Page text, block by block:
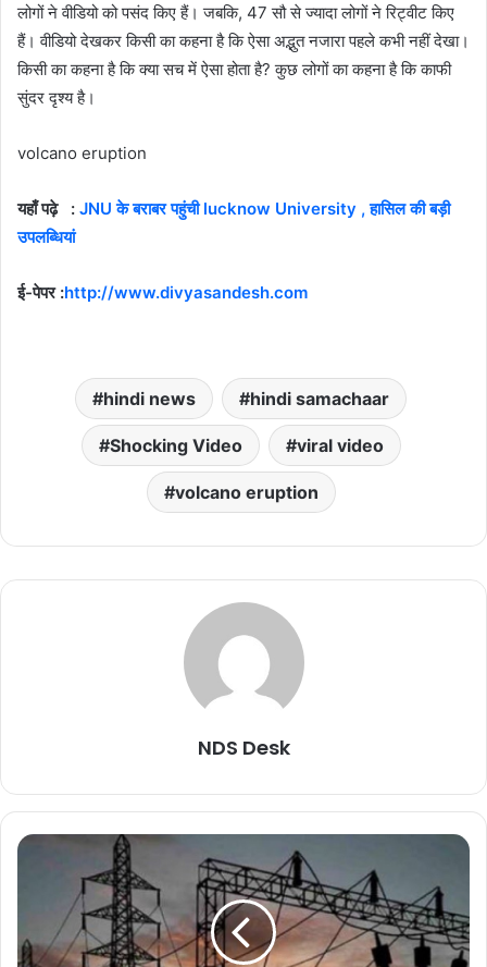
लोगों ने वीडियो को पसंद किए हैं। जबकि, 47 सौ से ज्यादा लोगों ने रिट्वीट किए
हैं। वीडियो देखकर किसी का कहना है कि ऐसा अद्भुत नजारा पहले कभी नहीं देखा।
किसी का कहना है कि क्या सच में ऐसा होता है? कुछ लोगों का कहना है कि काफी
सुंदर दृश्य है।
volcano eruption
यहाँ पढ़े : JNU के बराबर पहुंची lucknow University , हासिल की बड़ी
उपलब्धियां
ई-पेपर :http://www.divyasandesh.com
hindi news hindi samachaar
Shocking Video viral video
volcano eruption
NDS Desk